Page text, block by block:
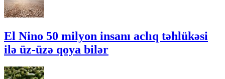
El Nino 50 milyon insanı aclıq təhlükəsi
ilə üz-üzə qoya bilər